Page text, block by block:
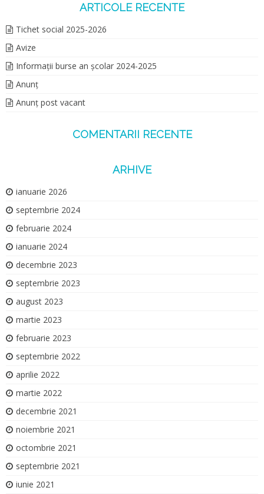
ARTICOLE RECENTE
Tichet social 2025-2026
Avize
Informații burse an școlar 2024-2025
Anunț
Anunț post vacant
COMENTARII RECENTE
ARHIVE
ianuarie 2026
septembrie 2024
februarie 2024
ianuarie 2024
decembrie 2023
septembrie 2023
august 2023
martie 2023
februarie 2023
septembrie 2022
aprilie 2022
martie 2022
decembrie 2021
noiembrie 2021
octombrie 2021
septembrie 2021
iunie 2021